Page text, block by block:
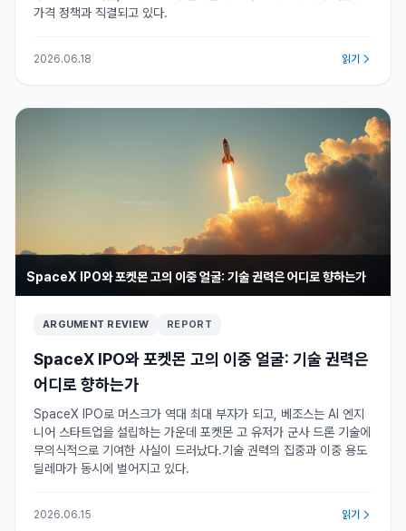
가격 정책과 직결되고 있다.
2026.06.18 읽기
SpaceX IPO와 포켓몬 고의 이중 얼굴: 기술 권력은 어디로 향하는가
ARGUMENT REVIEW REPORT
SpaceX IPO와 포켓몬 고의 이중 얼굴: 기술 권력은
어디로 향하는가
SpaceX IPO로 머스크가 역대 최대 부자가 되고, 베조스는 AI 엔지
니어 스타트업을 설립하는 가운데 포켓몬 고 유저가 군사 드론 기술에
무의식적으로 기여한 사실이 드러났다.기술 권력의 집중과 이중 용도
딜레마가 동시에 벌어지고 있다.
2026.06.15 읽기